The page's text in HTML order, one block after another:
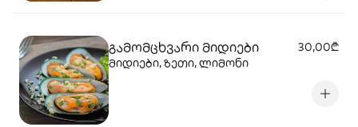
გამომცხვარი მიდიები
30,00₾
მიდიები, ზეთი, ლიმონი